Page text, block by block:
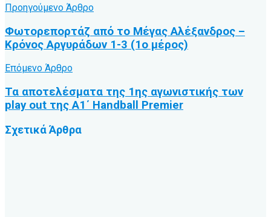
Προηγούμενο Άρθρο
Φωτορεπορτάζ από το Μέγας Αλέξανδρος –
Κρόνος Αργυράδων 1-3 (1ο μέρος)
Επόμενο Άρθρο
Τα αποτελέσματα της 1ης αγωνιστικής των
play out της Α1΄ Handball Premier
ΣχετικάΆρθρα